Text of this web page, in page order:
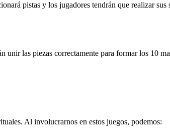
pistas y los jugadores tendrán que realizar sus
las piezas correctamente para formar los 10
Al involucrarnos en estos juegos, podemos: